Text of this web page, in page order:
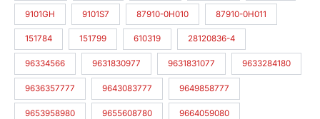
9101GH 9101S7 87910-0H010 87910-0H011
151784 151799 610319 28120836-4
96334566 9631830977 9631831077 9633284180
9636357777 9643083777 9649858777
9653958980 9655608780 9664059080